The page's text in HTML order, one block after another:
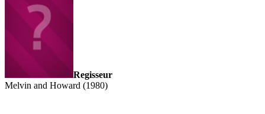
Regisseur
Melvin and Howard (1980)